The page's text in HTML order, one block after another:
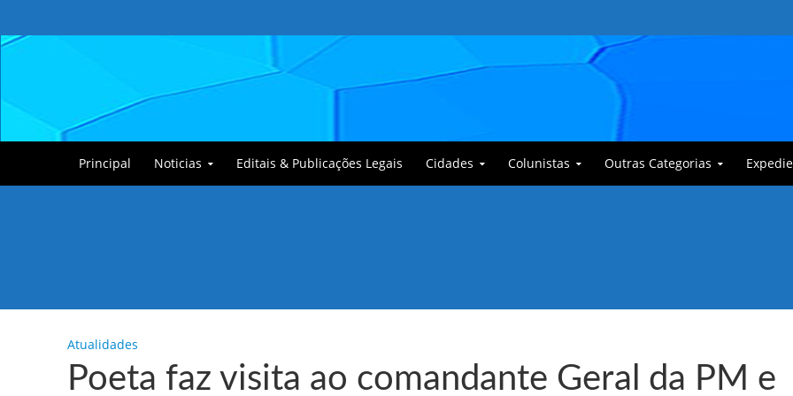
Principal Noticias Editais & Publicações Legais Cidades Colunistas Outras Categorias
Atualidades
Poeta faz visita ao comandante Geral da PM e